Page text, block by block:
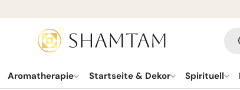
ZUM INHALT SPRINGEN
Aromatherapie Startseite & Dekor Spirituell